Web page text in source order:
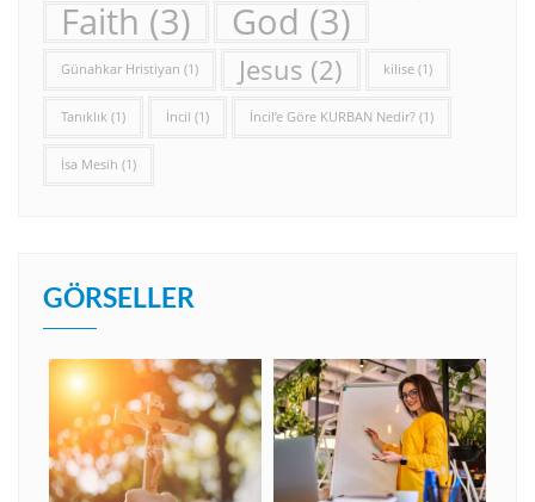
Faith (3) God (3)
Günahkar Hristiyan (1) Jesus (2) kilise (1)
Tanıklık (1) İncil (1) İncil’e Göre KURBAN Nedir? (1)
İsa Mesih (1)
GÖRSELLER